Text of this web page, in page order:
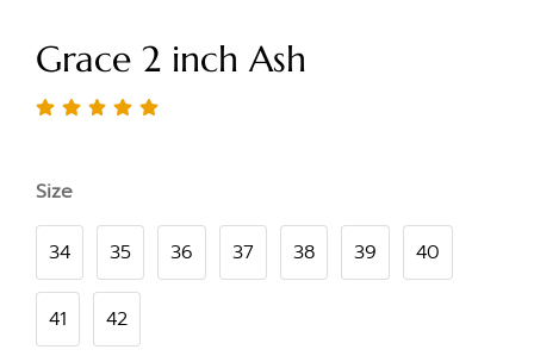
Grace 2 inch Ash
Size
34 35 36 37 38 39 40
41 42